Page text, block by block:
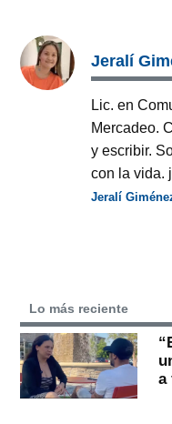
Jeralí
Lic. en
Mercadeo.
y escribir.
con la vida.
Jeralí
Lo más reciente
a